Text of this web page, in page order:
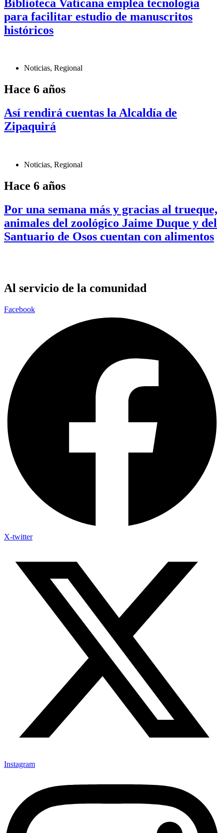
Biblioteca Vaticana emplea tecnología
para facilitar estudio de manuscritos
históricos
Noticias, Regional
Hace 6 años
Así rendirá cuentas la Alcaldía de
Zipaquirá
Noticias, Regional
Hace 6 años
Por una semana más y gracias al trueque,
animales del zoológico Jaime Duque y del
Santuario de Osos cuentan con alimentos
Al servicio de la comunidad
Facebook
X-twitter
Instagram